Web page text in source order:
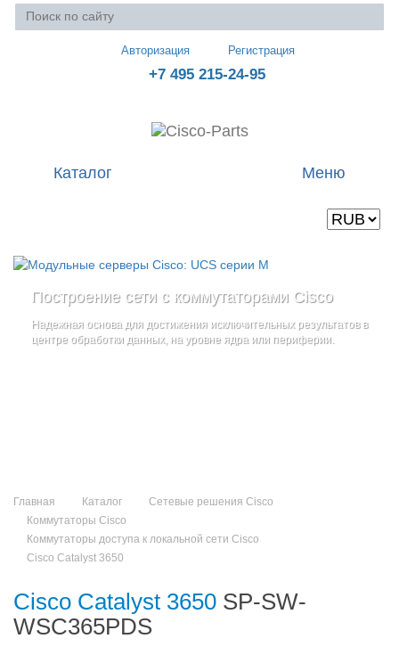
Авторизация Регистрация
+7 495 215-24-95
Меню
Каталог
Построение сети с коммутаторами Cisco
Надежная основа для достижения исключительных результатов в
центре обработки данных, на уровне ядра или периферии.
Стоечные серверы Cisco UCS серии C
Созданы для сокращения общей стоимости владенияи
повышение адаптивности Вашего бизнеса
дополнительные компоненты
Главная Каталог
Сетевые решения Cisco
Коммутаторы Cisco
Коммутаторы доступа к локальной сети Cisco
Cisco Catalyst 3650
Cisco Catalyst 3650 SP-SW-
WSC365PDS